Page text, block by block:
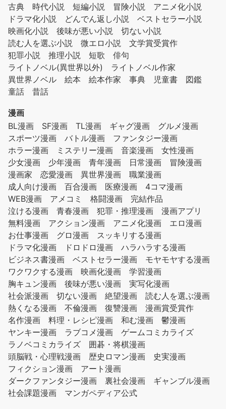
古典
時代小説 短編小説 冒険小説
アニメ化小説
ドラマ化小説
どんでん返し小説
ベストセラー小説
映画化小説
後味が悪い小説
切ない小説
読む人を選ぶ小説
微エロ小説
文学賞受賞作
犯罪小説
推理小説 短歌
俳句
ライトノベル(異世界以外)
ライトノベル作家
異世界ノベル
絵本 絵本作家 事典 児童書
図鑑
童話
昔話
漫画
BL漫画
SF漫画 TL漫画 ギャグ漫画
グルメ漫画
スポーツ漫画
バトル漫画
ファンタジー漫画
ホラー漫画
ミステリー漫画 音楽漫画
女性漫画
少女漫画
少年漫画 青年漫画 日常漫画
冒険漫画
漫画家
恋愛漫画 異世界漫画
職業漫画
成人向け漫画
百合漫画 医療漫画
4コマ漫画
WEB漫画
アメコミ 格闘漫画
完結作品
泣ける漫画
青春漫画 犯罪・推理漫画
漫画アプリ
無料漫画
アクション漫画 アニメ化漫画
エロ漫画
お仕事漫画
グロ漫画
スッキリする漫画
ドラマ化漫画
ドロドロ漫画
ハラハラする漫画
ビジネス書漫画
ベストセラー漫画
モヤモヤする漫画
ワクワクする漫画
映画化漫画
学習漫画
胸キュン漫画
後味が悪い漫画
実写化漫画
社会派漫画
切ない漫画 絶望漫画
読む人を選ぶ漫画
熱くなる漫画
不倫漫画 復讐漫画
漫画賞受賞作
名作漫画
料理・レシピ漫画 和む漫画
鬱漫画
ヤンキー漫画
ラブコメ漫画
ゲームコミカライズ
ラノベコミカライズ
囲碁・将棋漫画
頭脳戦・心理戦漫画
歴史ロマン漫画
史実漫画
フィクション漫画
アート漫画
ダークファンタジー漫画
裏社会漫画
ギャンブル漫画
社会課題漫画
マンガペディア公式